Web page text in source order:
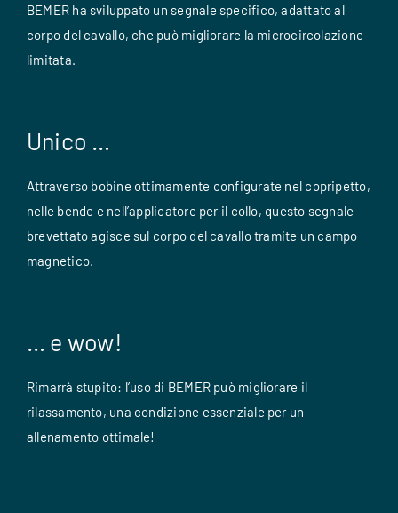
BEMER ha sviluppato un segnale specifico, adattato al
corpo del cavallo, che può migliorare la microcircolazione
limitata.
Unico …
Attraverso bobine ottimamente configurate nel copripetto,
nelle bende e nell’applicatore per il collo, questo segnale
brevettato agisce sul corpo del cavallo tramite un campo
magnetico.
… e wow!
Rimarrà stupito: l’uso di BEMER può migliorare il
rilassamento, una condizione essenziale per un
allenamento ottimale!